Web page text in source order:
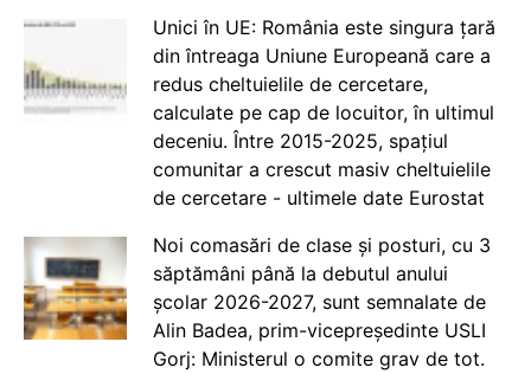
Unici în UE: România este singura țară
din întreaga Uniune Europeană care a
redus cheltuielile de cercetare,
calculate pe cap de locuitor, în ultimul
deceniu. Între 2015-2025, spațiul
comunitar a crescut masiv cheltuielile
de cercetare - ultimele date Eurostat
Noi comasări de clase și posturi, cu 3
săptămâni până la debutul anului
școlar 2026-2027, sunt semnalate de
Alin Badea, prim-vicepreședinte USLI
Gorj: Ministerul o comite grav de tot.